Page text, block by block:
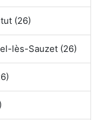
(26)
lès-Sauzet (26)